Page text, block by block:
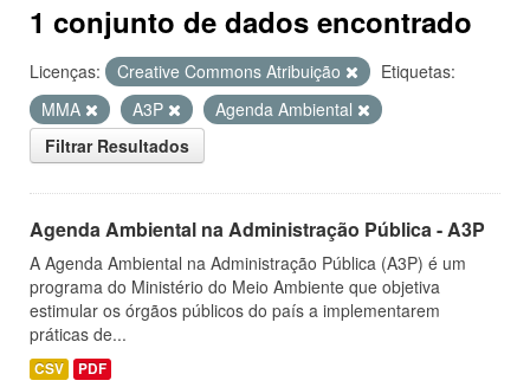
1 conjunto de dados encontrado
Licenças: Creative Commons Atribuição
Etiquetas:
MMA
A3P
Agenda Ambiental
Filtrar Resultados
Agenda Ambiental na Administração Pública - A3P
A Agenda Ambiental na Administração Pública (A3P) é um
programa do Ministério do Meio Ambiente que objetiva
estimular os órgãos públicos do país a implementarem
práticas de...
CSV PDF